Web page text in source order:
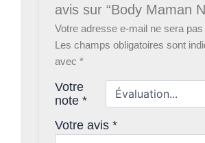
avis sur “Body Maman
Votre adresse e-mail ne sera pas
Les champs obligatoires sont
avec*
Votre
note*
Votre avis*